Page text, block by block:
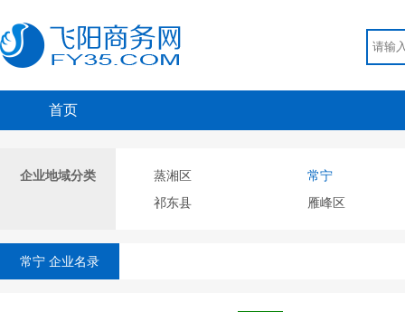
首页
企业地域分类 蒸湘区
常宁
祁东县
雁峰区
常宁 企业名录